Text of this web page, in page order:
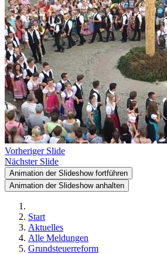
Vorheriger Slide
Nächster Slide
Animation der Slideshow fortführen
Animation der Slideshow anhalten
Start
Aktuelles
Alle Meldungen
Grundsteuerreform